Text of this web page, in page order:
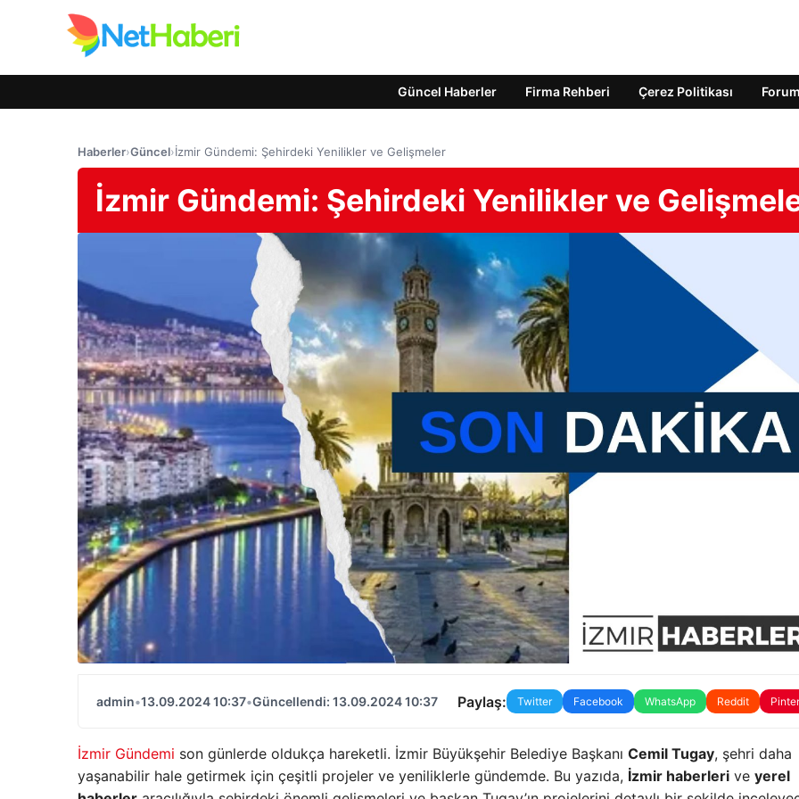
Güncel Haberler Firma Rehberi Çerez Politikası Forum
Haberler›Güncel›İzmir Gündemi: Şehirdeki Yenilikler ve Gelişmeler
İzmir Gündemi: Şehirdeki Yenilikler ve
admin•13.09.2024 10:37•Güncellendi: 13.09.2024 10:37 Paylaş: Twitter Facebook WhatsApp Reddit
İzmir Gündemi son günlerde oldukça hareketli. İzmir Büyükşehir Belediye Başkanı Cemil Tugay, şehri daha
yaşanabilir hale getirmek için çeşitli projeler ve yeniliklerle gündemde. Bu yazıda, İzmir haberleri ve yerel